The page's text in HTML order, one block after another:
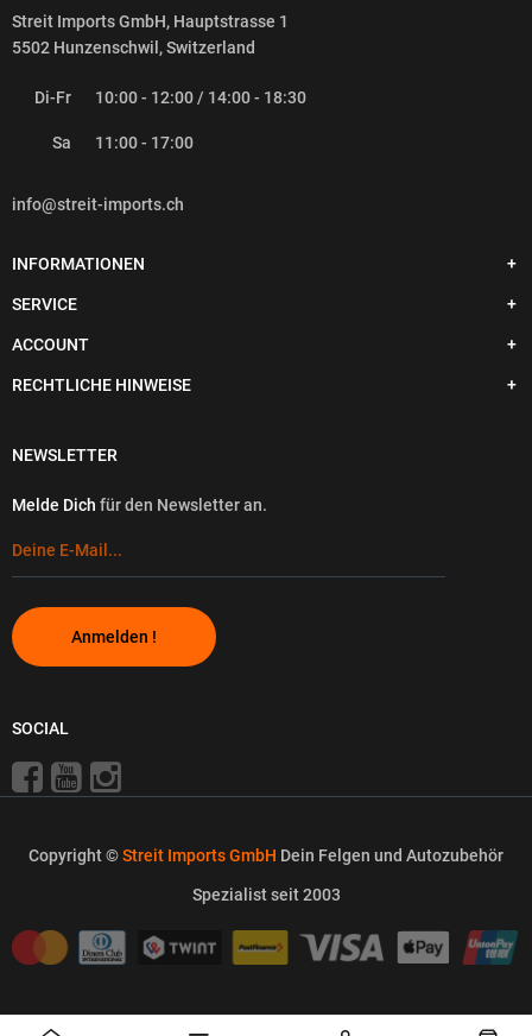
Streit Imports GmbH, Hauptstrasse 1
5502 Hunzenschwil, Switzerland
Di-Fr 10:00 - 12:00 / 14:00 - 18:30
Sa 11:00 - 17:00
info@streit-imports.ch
INFORMATIONEN
SERVICE
ACCOUNT
RECHTLICHE HINWEISE
NEWSLETTER
Melde Dich für den Newsletter an.
Anmelden !
SOCIAL
Copyright ©Streit Imports GmbH Dein Felgen und Autozubehör
Spezialist seit 2003